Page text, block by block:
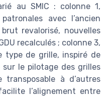
au SMIC : colonne 1,
avec l’ancien
revalorisé, nouvelles
recalculés ; colonne 3,
type de grille, inspiré de
le pilotage des grilles
à d’autres
l’alignement entre